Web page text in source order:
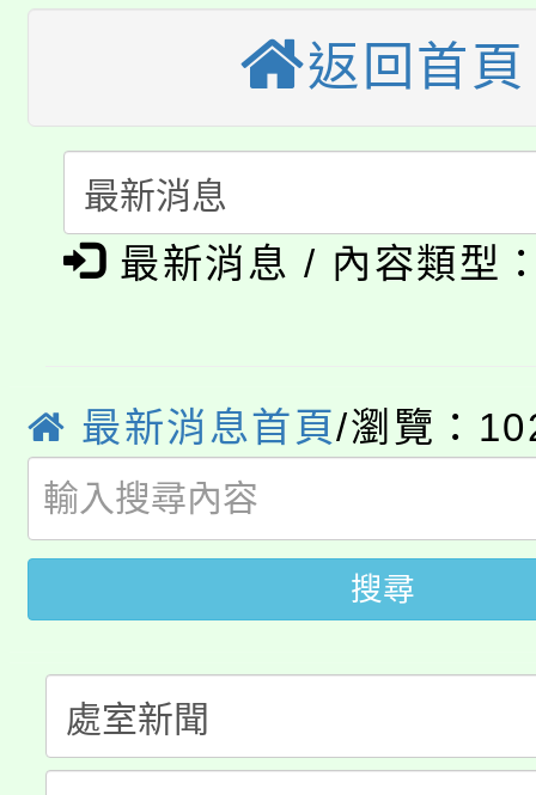
半價優惠，詳情可洽有
者。
份教師增能研習
大溪自造教育及科技
份教師研習
淨零綠生活教案入校路
會
115年食農教育專業人
程
「本色祭」8/29、30在
場熱烈登場!
8/21下午1時於龍潭區
局官網。
開!
115年桃園市運動會8/
田徑場及游泳池舉行。
桃園市低收入戶享有免
視費優惠，中低收入戶
者。
大園自造教育及科技中
大溪自造教育及科技中
份教師研習
淨零綠生活教案入校路
會
115年食農教育專業人
返回首頁
最新消息 / 內容類型
最新消息首頁/瀏覽：
搜尋